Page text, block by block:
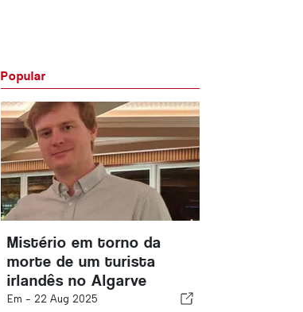
Popular
Mistério em torno da
morte de um turista
irlandês no Algarve
Em - 22 Aug 2025